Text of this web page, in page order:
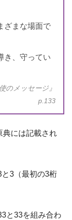
ざまな場面で
き、守ってい
のメッセージ』
p.133
典には記載され
3（最初の3桁
と33を組み合わ